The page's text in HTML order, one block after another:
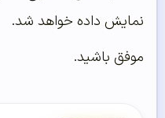
نمایش داده خواهد شد.
موفق باشید.